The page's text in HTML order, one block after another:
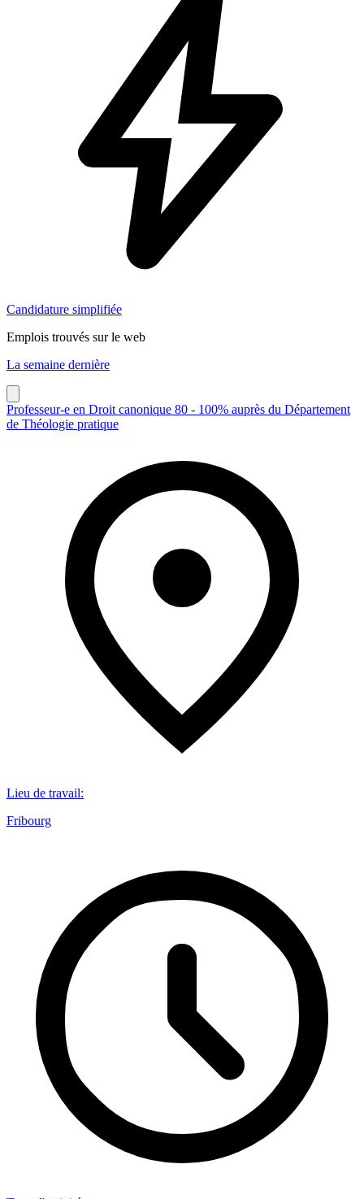
Candidature simplifiée
Emplois trouvés sur le web
La semaine dernière
Professeur-e en Droit canonique 80 - 100% auprès du Département
de Théologie pratique
Lieu de travail:
Fribourg